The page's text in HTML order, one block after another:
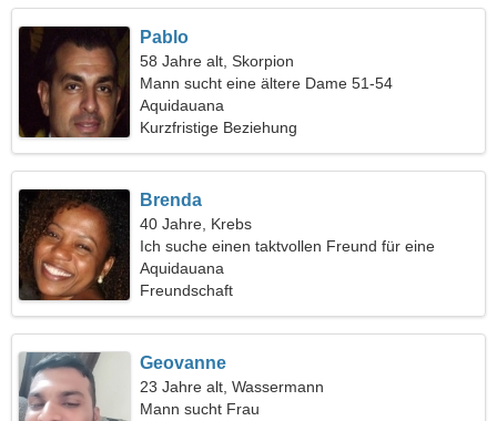
Pablo
58 Jahre alt, Skorpion
Mann sucht eine ältere Dame 51-54
Aquidauana
Kurzfristige Beziehung
Brenda
40 Jahre, Krebs
Ich suche einen taktvollen Freund für eine
Wanderung
Aquidauana
Freundschaft
Geovanne
23 Jahre alt, Wassermann
Mann sucht Frau